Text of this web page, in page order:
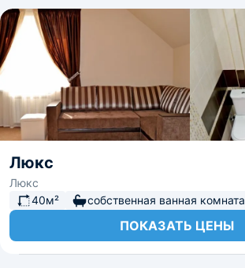
Люкс
Люкс
40м²
собственная ванная комната
ПОКАЗАТЬ ЦЕНЫ